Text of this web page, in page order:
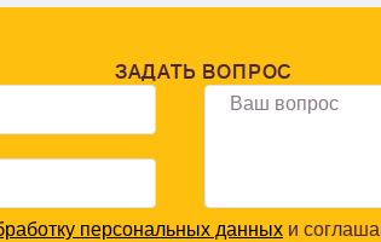
ЗАДАТЬ ВОПРОС
персональных данных и